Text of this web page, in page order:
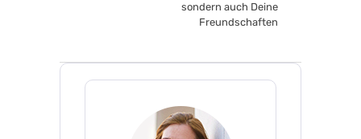
sondern auch Deine
Freundschaften